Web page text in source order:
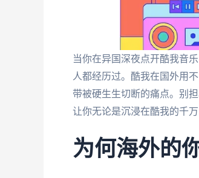
当你在异国深夜点开酷我音
人都经历过。酷我在国外用
带被硬生生切断的痛点。别
让你无论是沉浸在酷我的千
为何海外的